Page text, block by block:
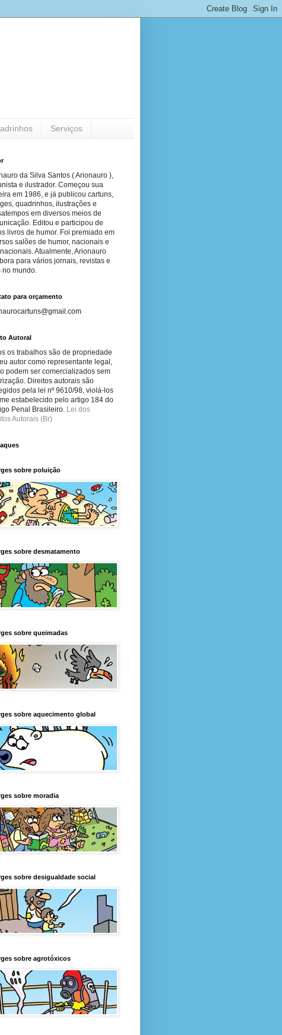
Serviços
da Silva Santos ( Arionauro ),
e ilustrador. Começou sua
em 1986, e já publicou cartuns,
quadrinhos, ilustrações e
em diversos meios de
Editou e participou de
livros de humor. Foi premiado em
salões de humor, nacionais e
Atualmente, Arionauro
para vários jornais, revistas e
no mundo.
para orçamento
Autoral
os trabalhos são de propriedade
autor como representante legal,
podem ser comercializados sem
Direitos autorais são
pela lei nº 9610/98, violá-los
estabelecido pelo artigo 184 do
Penal Brasileiro. Lei dos
Autorais (Br)
sobre poluição
sobre desmatamento
sobre queimadas
sobre aquecimento global
sobre moradia
sobre desigualdade social
sobre agrotóxicos